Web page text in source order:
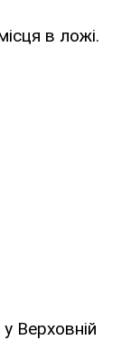
в ложі.
Верховній